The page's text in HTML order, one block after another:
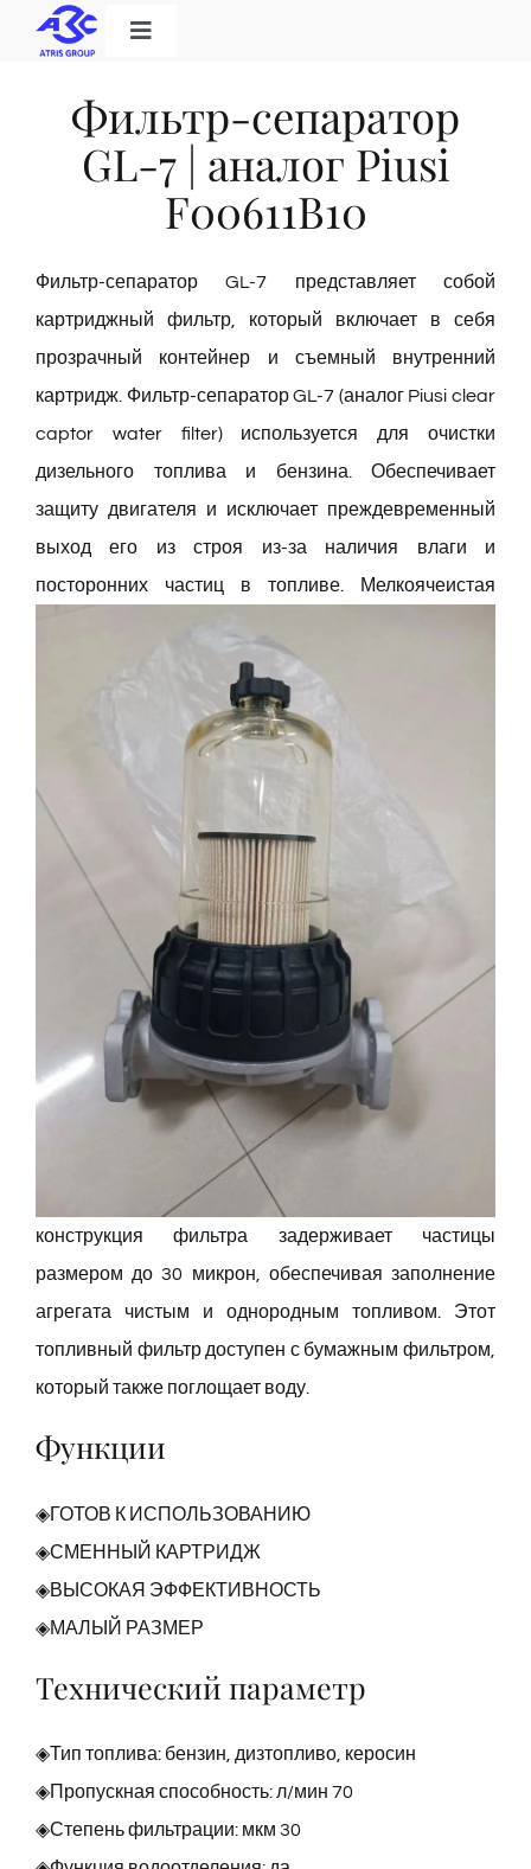
Toggle
Home
Категория продукта
О нас
Скачать
Контакт
Русский
Фильтр-сепаратор
GL-7 | аналог Piusi
F00611B10
Фильтр-сепаратор GL-7 представляет собой
картриджный фильтр, который включает в себя
прозрачный контейнер и съемный внутренний
картридж. Фильтр-сепаратор GL-7 (аналог Piusi clear
captor water filter) используется для очистки
дизельного топлива и бензина. Обеспечивает
защиту двигателя и исключает преждевременный
выход его из строя из-за наличия влаги и
посторонних частиц в топливе. Мелкоячеистая
конструкция фильтра задерживает частицы
размером до 30 микрон, обеспечивая заполнение
агрегата чистым и однородным топливом. Этот
топливный фильтр доступен с бумажным фильтром,
который также поглощает воду.
Функции
◈ГОТОВ К ИСПОЛЬЗОВАНИЮ
◈СМЕННЫЙ КАРТРИДЖ
◈ВЫСОКАЯ ЭФФЕКТИВНОСТЬ
◈МАЛЫЙ РАЗМЕР
Технический параметр
◈Тип топлива: бензин, дизтопливо, керосин
◈Пропускная способность: л/мин 70
◈Степень фильтрации: мкм 30